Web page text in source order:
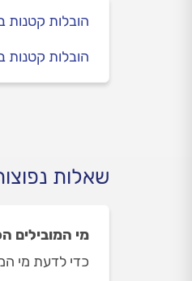
הובלות קטנות
הובלות קטנות
שאלות
מי המובילים
כדי לדעת מי